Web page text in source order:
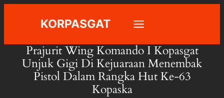
KORPASGAT
Prajurit Wing Komando I Kopasgat
Unjuk Gigi Di Kejuaraan Menembak
Pistol Dalam Rangka Hut Ke-63
Kopaska